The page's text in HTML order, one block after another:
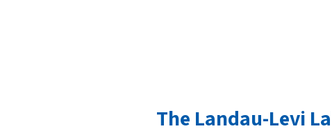
The Landau-Levi